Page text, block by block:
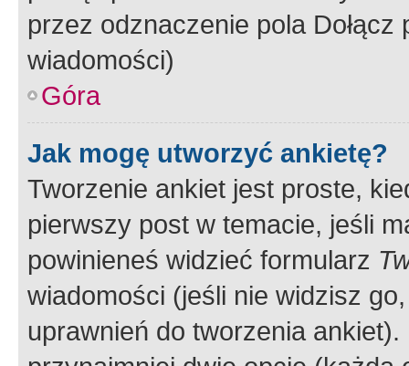
przez odznaczenie pola
wiadomości)
Góra
Jak mogę utworzyć ankietę?
Tworzenie ankiet jest proste,
pierwszy post w temacie, jeśli
powinieneś widzieć formularz
wiadomości (jeśli nie widzisz
uprawnień do tworzenia